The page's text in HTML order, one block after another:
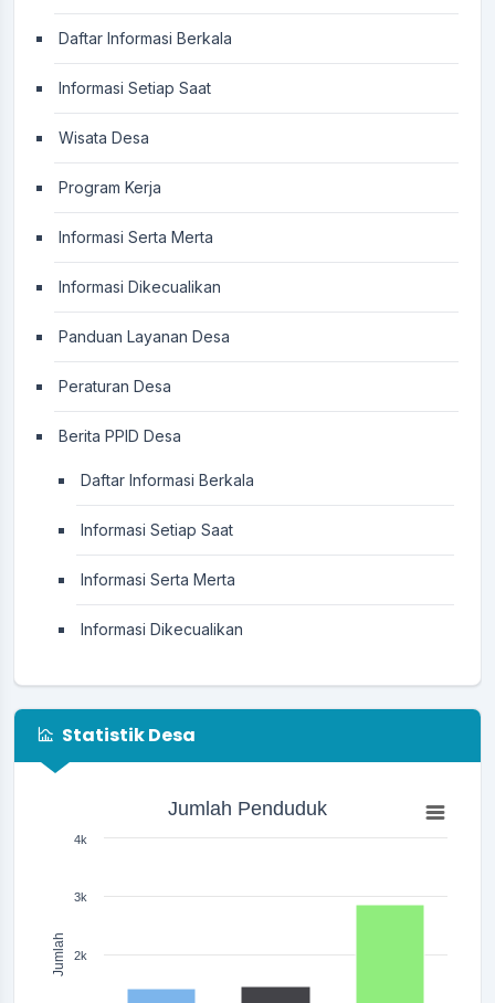
Daftar Informasi Berkala
Informasi Setiap Saat
Wisata Desa
Program Kerja
Informasi Serta Merta
Informasi Dikecualikan
Panduan Layanan Desa
Peraturan Desa
Berita PPID Desa
Daftar Informasi Berkala
Informasi Setiap Saat
Informasi Serta Merta
Informasi Dikecualikan
Statistik Desa
Jumlah Penduduk
Bar chart with 3 bars.
The chart has 1 X axis displaying categories.
Jumlah
Jumlah Penduduk
2k
3k
4k